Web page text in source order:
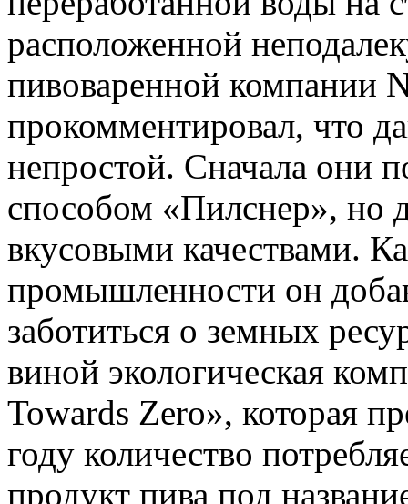
расположенной
пивоваренной компании
прокомментировал, что
непростой. Сначала они
способом «Пилснер», но
вкусовыми качествами.
промышленности он
заботиться о земных
виной экологическая
Towards Zero», которая
году количество
продукт пива под